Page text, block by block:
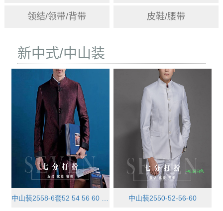
领结/领带/背带 皮鞋/腰带
新中式/中山装
中山装2550-52-56-60